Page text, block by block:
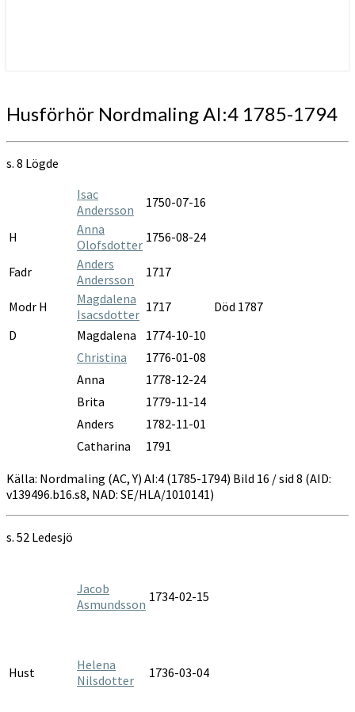
Husförhör
Nordmaling
AI:4
1785-
1794
Husförhör Nordmaling AI:4 1785-1794
s. 8 Lögde
Isac
Andersson
1750-07-16
H
Anna
Olofsdotter 1756-08-24
Fadr
Anders
Andersson
1717
Modr H
Magdalena
Isacsdotter 1717
Död 1787
D
Magdalena
1774-10-10
Christina
1776-01-08
Anna
1778-12-24
Brita
1779-11-14
Anders
1782-11-01
Catharina
1791
Källa: Nordmaling (AC, Y) AI:4 (1785-1794) Bild 16 / sid 8 (AID:
v139496.b16.s8, NAD: SE/HLA/1010141)
s. 52 Ledesjö
Jacob
Asmundsson 1734-02-15
Hust
Helena
Nilsdotter
1736-03-04